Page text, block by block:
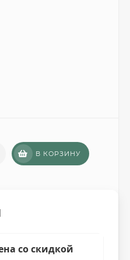
В КОРЗИНУ
со скидкой